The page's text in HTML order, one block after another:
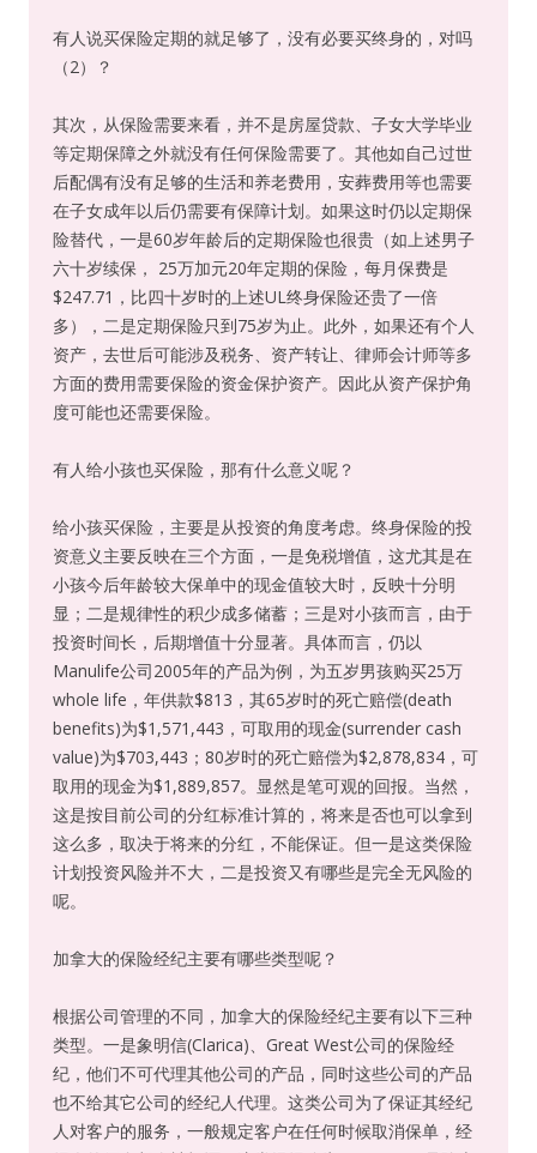
有人说买保险定期的就足够了，没有必要买终身的，对吗
（2）？
其次，从保险需要来看，并不是房屋贷款、子女大学毕业
等定期保障之外就没有任何保险需要了。其他如自己过世
后配偶有没有足够的生活和养老费用，安葬费用等也需要
在子女成年以后仍需要有保障计划。如果这时仍以定期保
险替代，一是60岁年龄后的定期保险也很贵（如上述男子
六十岁续保， 25万加元20年定期的保险，每月保费是
$247.71，比四十岁时的上述UL终身保险还贵了一倍
多），二是定期保险只到75岁为止。此外，如果还有个人
资产，去世后可能涉及税务、资产转让、律师会计师等多
方面的费用需要保险的资金保护资产。因此从资产保护角
度可能也还需要保险。
有人给小孩也买保险，那有什么意义呢？
给小孩买保险，主要是从投资的角度考虑。终身保险的投
资意义主要反映在三个方面，一是免税增值，这尤其是在
小孩今后年龄较大保单中的现金值较大时，反映十分明
显；二是规律性的积少成多储蓄；三是对小孩而言，由于
投资时间长，后期增值十分显著。具体而言，仍以
Manulife公司2005年的产品为例，为五岁男孩购买25万
whole life，年供款$813，其65岁时的死亡赔偿(death
benefits)为$1,571,443，可取用的现金(surrender cash
value)为$703,443；80岁时的死亡赔偿为$2,878,834，可
取用的现金为$1,889,857。显然是笔可观的回报。当然，
这是按目前公司的分红标准计算的，将来是否也可以拿到
这么多，取决于将来的分红，不能保证。但一是这类保险
计划投资风险并不大，二是投资又有哪些是完全无风险的
呢。
加拿大的保险经纪主要有哪些类型呢？
根据公司管理的不同，加拿大的保险经纪主要有以下三种
类型。一是象明信(Clarica)、Great West公司的保险经
纪，他们不可代理其他公司的产品，同时这些公司的产品
也不给其它公司的经纪人代理。这类公司为了保证其经纪
人对客户的服务，一般规定客户在任何时候取消保单，经